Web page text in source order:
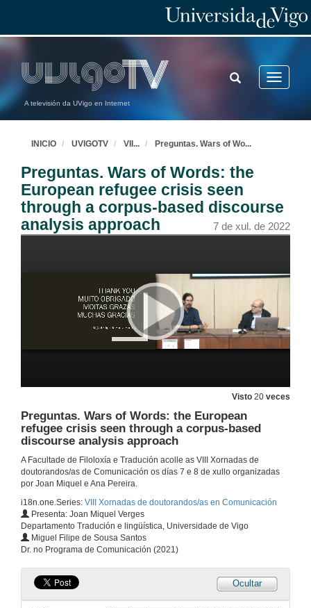
A televisión da UVigo en Internet
Toggle
TOGGLE
SEARCH
INICIO UVIGOTV VII ... Preguntas. Wars of Wo...
Preguntas. Wars of Words: the
European refugee crisis seen
through a corpus-based discourse
analysis approach
7 de xul. de 2022
Visto 20 veces
Preguntas. Wars of Words: the European
refugee crisis seen through a corpus-based
discourse analysis approach
A Facultade de Filoloxía e Tradución acolle as VIII Xornadas de
doutorandos/as de Comunicación os días 7 e 8 de xullo organizadas
por Joan Miquel e Ana Pereira.
i18n.one.Series: VIII Xornadas de doutorandos/as en Comunicación
Presenta: Joan Miquel Verges
Departamento Tradución e lingüística, Universidade de Vigo
Miguel Filipe de Sousa Santos
Dr. no Programa de Comunicación (2021)
Ocultar
Benvida e inauguración das xornadas
7 de xul. de 2022
Retórica de influencers ou líderes de opinión política española con máis de 250.000 seguidores en Instagram durante a lexislatura de Pedro Sánchez
7 de xul. de 2022
Desafios digitais e reconfiguração das agências de publicidade em Portugal